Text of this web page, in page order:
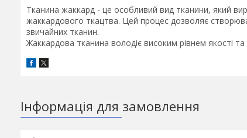
Тканина жаккард - це особливий вид тканини, який
жаккардового ткацтва. Цей процес дозволяє
звичайних тканин.
Жаккардова тканина володіє високим рівнем якості
Інформація для замовлення